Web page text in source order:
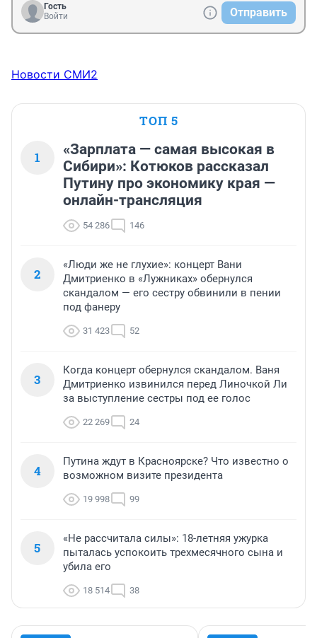
Гость
Войти
Отправить
Новости СМИ2
ТОП 5
1
«Зарплата — самая высокая в
Сибири»: Котюков рассказал
Путину про экономику края —
онлайн-трансляция
54 286 146
2
«Люди же не глухие»: концерт Вани
Дмитриенко в «Лужниках» обернулся
скандалом — его сестру обвинили в пении
под фанеру
31 423 52
3
Когда концерт обернулся скандалом. Ваня
Дмитриенко извинился перед Линочкой Ли
за выступление сестры под ее голос
22 269 24
4
Путина ждут в Красноярске? Что известно о
возможном визите президента
19 998 99
5
«Не рассчитала силы»: 18-летняя ужурка
пыталась успокоить трехмесячного сына и
убила его
18 514 38